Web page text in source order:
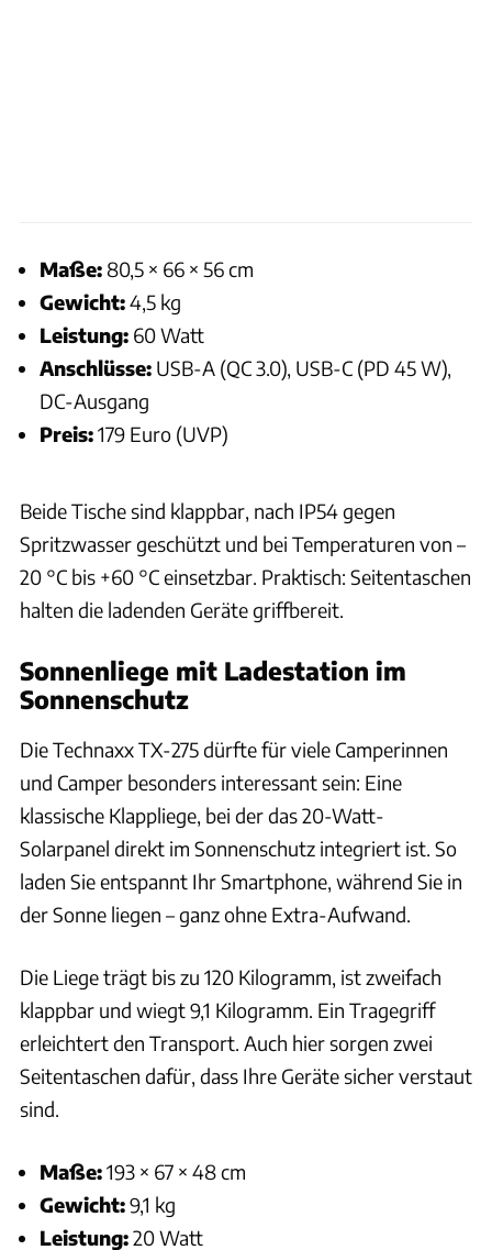
Maße: 80,5 × 66 × 56 cm
Gewicht:4,5 kg
Leistung: 60 Watt
Anschlüsse: USB-A (QC 3.0), USB-C (PD 45 W),
DC-Ausgang
Preis:179 Euro (UVP)
Beide Tische sind klappbar, nach IP54 gegen
Spritzwasser geschützt und bei Temperaturen von –
20 °C bis +60 °C einsetzbar. Praktisch: Seitentaschen
halten die ladenden Geräte griffbereit.
Sonnenliege mit Ladestation im
Sonnenschutz
Die Technaxx TX-275 dürfte für viele Camperinnen
und Camper besonders interessant sein: Eine
klassische Klappliege, bei der das 20-Watt-
Solarpanel direkt im Sonnenschutz integriert ist. So
laden Sie entspannt Ihr Smartphone, während Sie in
der Sonne liegen – ganz ohne Extra-Aufwand.
Die Liege trägt bis zu 120 Kilogramm, ist zweifach
klappbar und wiegt 9,1 Kilogramm. Ein Tragegriff
erleichtert den Transport. Auch hier sorgen zwei
Seitentaschen dafür, dass Ihre Geräte sicher verstaut
sind.
Maße:193 × 67 × 48 cm
Gewicht:9,1 kg
Leistung:20 Watt